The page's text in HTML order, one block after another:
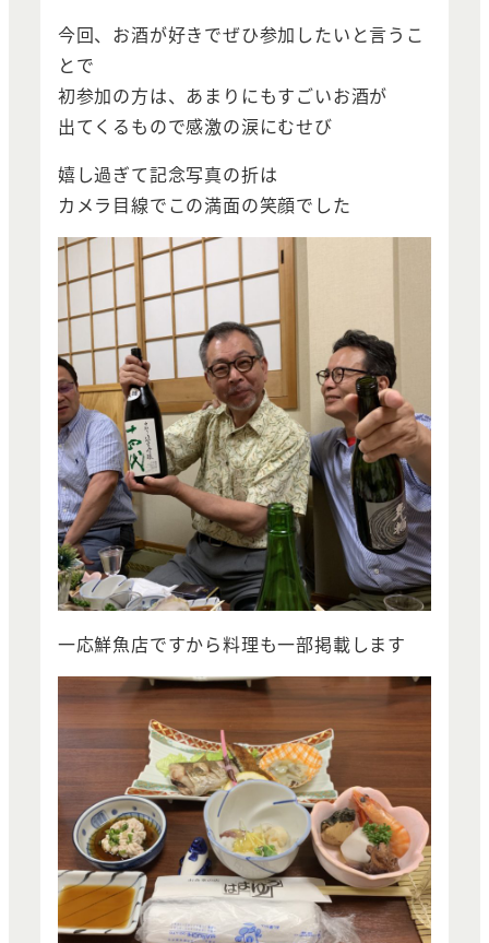
今回、お酒が好きでぜひ参加したいと言うこ
とで
初参加の方は、あまりにもすごいお酒が
出てくるもので感激の涙にむせび
嬉し過ぎて記念写真の折は
カメラ目線でこの満面の笑顔でした
一応鮮魚店ですから料理も一部掲載します